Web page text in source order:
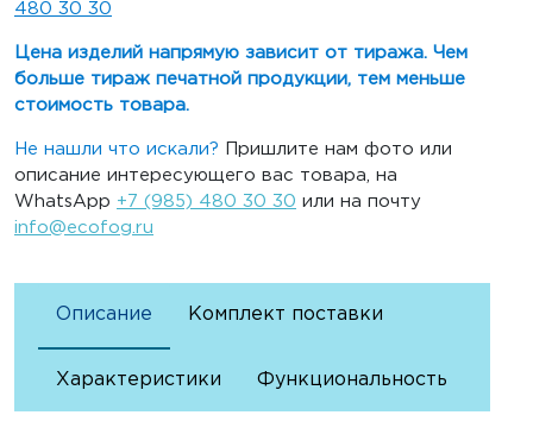
480 30 30
Цена изделий напрямую зависит от тиража. Чем
больше тираж печатной продукции, тем меньше
стоимость товара.
Не нашли что искали? Пришлите нам фото или
описание интересующего вас товара, на
WhatsApp +7 (985) 480 30 30 или на почту
info@ecofog.ru
Описание Комплект поставки
Характеристики Функциональность